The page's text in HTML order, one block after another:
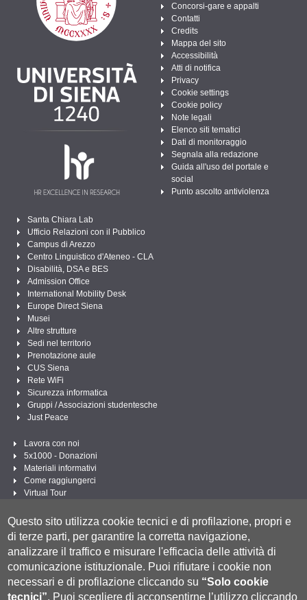
Concorsi-gare e appalti
Contatti
Credits
Mappa del sito
Accessibilità
Atti di notifica
Privacy
Cookie settings
Cookie policy
Note legali
Elenco siti tematici
Dati di monitoraggio
Segnala alla redazione
Guida all'uso del portale e
social
Punto ascolto antiviolenza
Santa Chiara Lab
Ufficio Relazioni con il Pubblico
Campus di Arezzo
Centro Linguistico d'Ateneo - CLA
Disabilità, DSA e BES
Admission Office
International Mobility Desk
Europe Direct Siena
Musei
Altre strutture
Sedi nel territorio
Prenotazione aule
CUS Siena
Rete WiFi
Sicurezza informatica
Gruppi / Associazioni studentesche
Just Peace
Lavora con noi
5x1000 - Donazioni
Materiali informativi
Come raggiungerci
Virtual Tour
Segui UNISI
Questo sito utilizza cookie tecnici e di profilazione, propri e
di terze parti, per garantire la corretta navigazione,
analizzare il traffico e misurare l'efficacia delle attività di
comunicazione istituzionale. Puoi rifiutare i cookie non
necessari e di profilazione cliccando su “Solo cookie
tecnici”. Puoi scegliere di acconsentirne l’utilizzo cliccando